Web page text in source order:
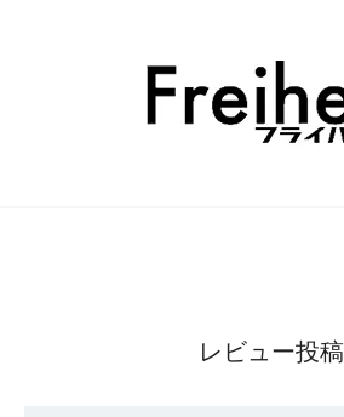
レビュー投稿